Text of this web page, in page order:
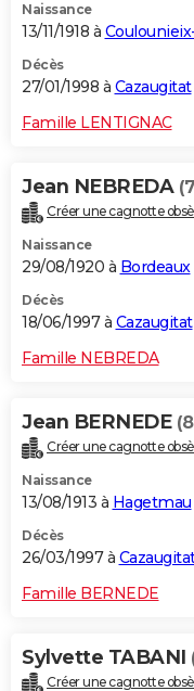
Naissance
13/11/1918 à
Décès
27/01/1998 à Cazaugitat
Famille LENTIGNAC
Jean NEBREDA
Créer une cagnotte
Naissance
29/08/1920 à Bordeaux
Décès
18/06/1997 à Cazaugitat
Famille NEBREDA
Jean BERNEDE
Créer une cagnotte
Naissance
13/08/1913 à Hagetmau
Décès
26/03/1997 à
Famille BERNEDE
Sylvette TABANI
Créer une cagnotte